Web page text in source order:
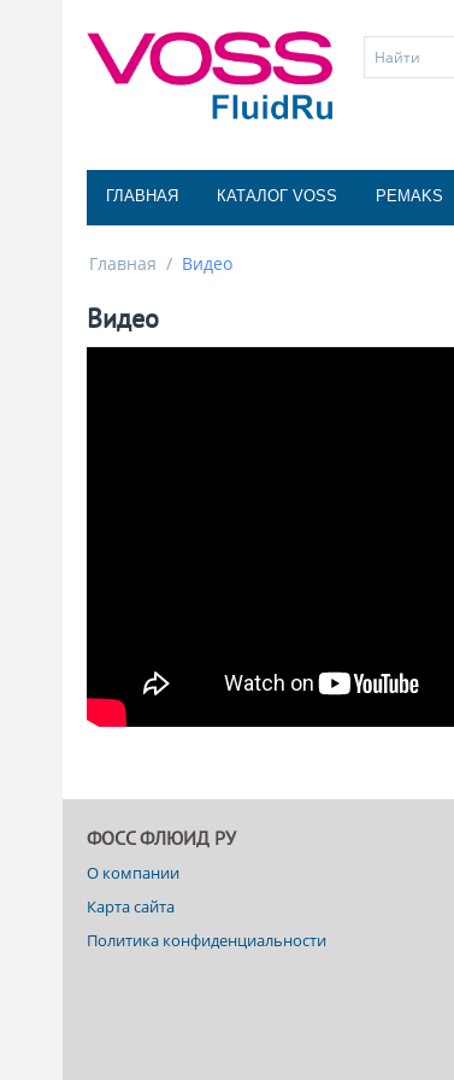
ГЛАВНАЯ КАТАЛОГ VOSS PEMAKS
Главная / Видео
Видео
ФОСС ФЛЮИД РУ
О компании
Карта сайта
Политика конфиденциальности